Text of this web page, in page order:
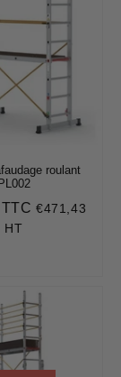
roulant
PL002
€565,72
€471,43
HT